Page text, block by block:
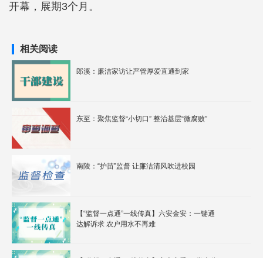
开幕，展期3个月。
相关阅读
郎溪：廉洁家访让严管厚爱直通到家
东至：聚焦监督“小切口” 整治基层“微腐败”
南陵：“护苗”监督 让廉洁清风吹进校园
【“监督一点通”一线传真】六安金安：一键通
达解诉求 农户用水不再难